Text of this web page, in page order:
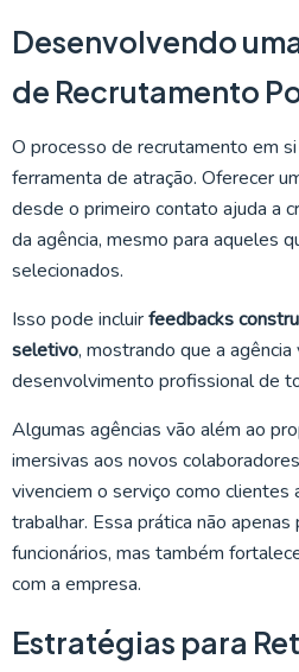
Desenvolvendo
de Recrutamento
O processo de recrutamento em
ferramenta de atração. Oferecer
desde o primeiro contato ajuda a
da agência, mesmo para aqueles
selecionados.
Isso pode incluirfeedbacks
seletivo, mostrando que a agência
desenvolvimento profissional de
Algumas agências vão além ao
imersivas aos novos
vivenciem o serviço como clientes
trabalhar. Essa prática não
funcionários, mas também
com a empresa.
Estratégias para